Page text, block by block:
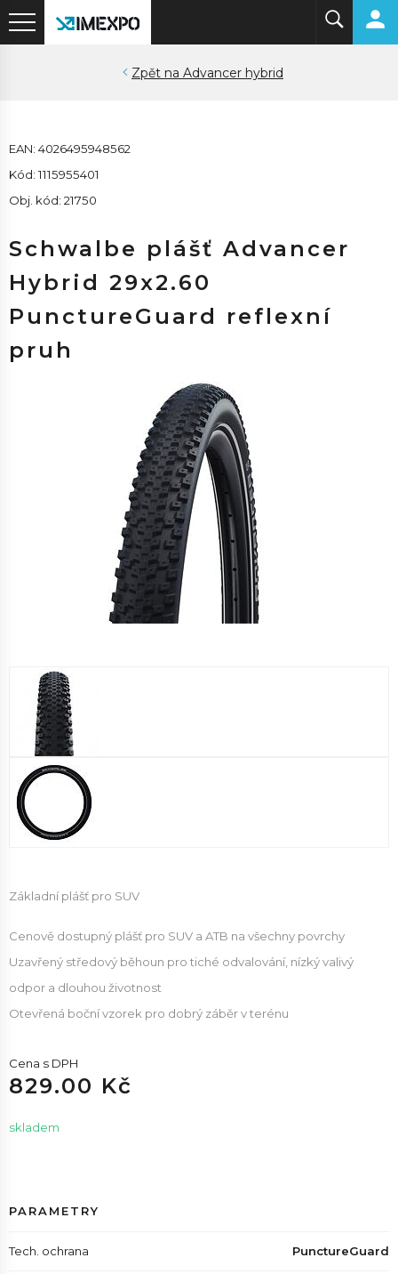
Advancer hybrid
EAN: 4026495948562
Kód: 1115955401
Obj. kód: 21750
Schwalbe plášť Advancer
Hybrid 29x2.60
PunctureGuard reflexní
pruh
Základní plášť pro SUV
Cenově dostupný plášť pro SUV a ATB na všechny povrchy
Uzavřený středový běhoun pro tiché odvalování, nízký valivý
odpor a dlouhou životnost
Otevřená boční vzorek pro dobrý záběr v terénu
Cena s DPH
829.00 Kč
skladem
PARAMETRY
Tech. ochrana PunctureGuard